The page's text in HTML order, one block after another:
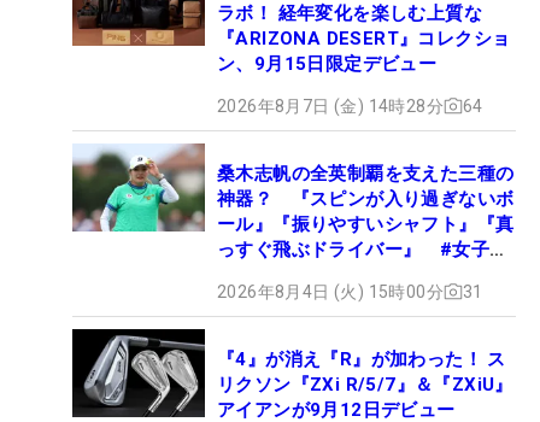
ラボ！ 経年変化を楽しむ上質な
『ARIZONA DESERT』コレクショ
ン、9月15日限定デビュー
2026年8月7日 (金) 14時28分 64
桑木志帆の全英制覇を支えた三種の
神器？ 『スピンが入り過ぎないボ
ール』『振りやすいシャフト』『真
っすぐ飛ぶドライバー』 #女子プ
2026年8月4日 (火) 15時00分 31
『4』が消え『R』が加わった！ ス
リクソン『ZXi R/5/7』＆『ZXiU』
アイアンが9月12日デビュー